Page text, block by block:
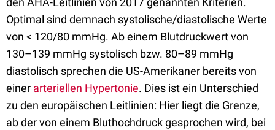
Optimal sind demnach systolische/diastolische Werte
von < 120/80 mmHg. Ab einem Blutdruckwert von
130–139 mmHg systolisch bzw. 80–89 mmHg
diastolisch sprechen die US-Amerikaner bereits von
einer arteriellen Hypertonie. Dies ist ein Unterschied
zu den europäischen Leitlinien: Hier liegt die Grenze,
ab der von einem Bluthochdruck gesprochen wird, bei